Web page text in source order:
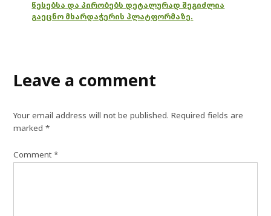
წესებსა და პირობებს დეტალურად შეგიძლია
გაეცნო მხარდაჭერის პლატფორმაზე.
Leave a comment
Your email address will not be published. Required fields are
marked*
Comment*